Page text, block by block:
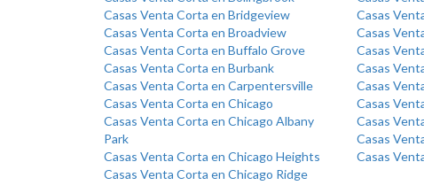
Casas Venta Corta en Bridgeview
Casas Venta Corta en Broadview
Casas Venta Corta en Buffalo Grove
Casas Venta Corta en Burbank
Casas Venta Corta en Carpentersville
Casas Venta Corta en Chicago
Casas Venta Corta en Chicago Albany
Park
Casas Venta Corta en Chicago Heights
Casas Venta Corta en Chicago Ridge
Casas
Casas
Casas
Casas
Casas
Casas
Casas
Casas
Casas